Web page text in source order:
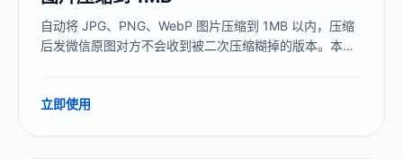
自动将 JPG、PNG、WebP 图片压缩到 1MB 以内，压缩
后发微信原图对方不会收到被二次压缩糊掉的版本。本地
立即使用